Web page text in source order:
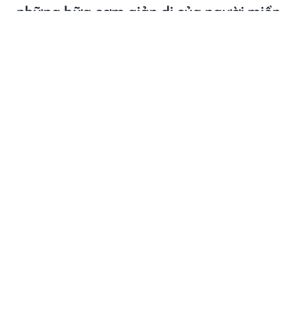
những bữa cơm giản dị của người miền